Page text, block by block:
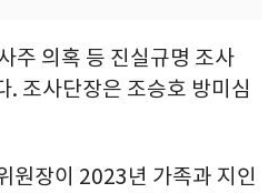
주 의혹 등 진실규명 조사
. 조사단장은 조승호 방미심
원장이 2023년 가족과 지인